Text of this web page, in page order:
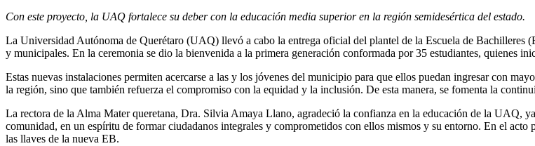
Con este proyecto, la UAQ fortalece su deber con la educación media superior en la región semidesértica del estado.
La Universidad Autónoma de Querétaro (UAQ) llevó a cabo la entrega oficial del plantel de la Escuela de Bachilleres
y municipales. En la ceremonia se dio la bienvenida a la primera generación conformada por 35 estudiantes, quienes
Estas nuevas instalaciones permiten acercarse a las y los jóvenes del municipio para que ellos puedan ingresar con
la región, sino que también refuerza el compromiso con la equidad y la inclusión. De esta manera, se fomenta la
La rectora de la Alma Mater queretana, Dra. Silvia Amaya Llano, agradeció la confianza en la educación de la UAQ,
comunidad, en un espíritu de formar ciudadanos integrales y comprometidos con ellos mismos y su entorno. En el
las llaves de la nueva EB.